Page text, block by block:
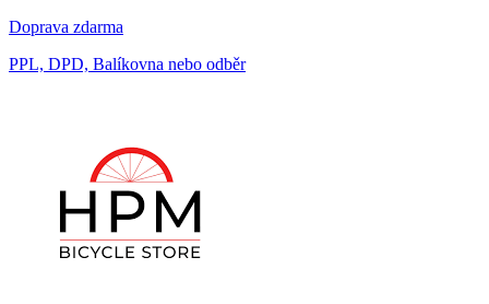
Doprava zdarma
PPL, DPD, Balíkovna nebo odběr